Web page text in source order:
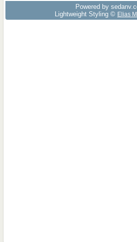
Powered by
Lightweight Styling © Elias